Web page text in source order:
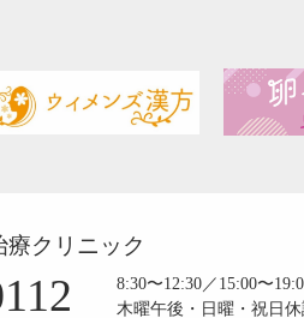
クリニック
8:30〜12:30／15:00〜
木曜午後・日曜・祝日